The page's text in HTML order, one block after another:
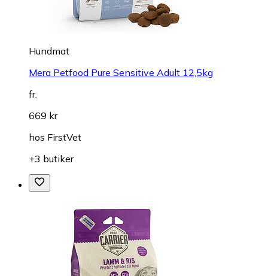
Hundmat
Mera Petfood Pure Sensitive Adult 12,5kg
fr.
669 kr
hos FirstVet
+3 butiker